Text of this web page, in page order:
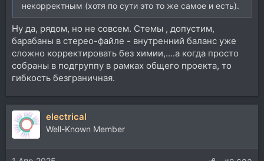
некорректным (хотя по сути это то же самое и есть).
Ну да, рядом, но не совсем. Стемы , допустим,
барабаны в стерео-файле - внутренний баланс уже
сложно корректировать без химии,....а когда просто
собраны в подгруппу в рамках общего проекта, то
гибкость безграничная.
electrical
Well-Known Member